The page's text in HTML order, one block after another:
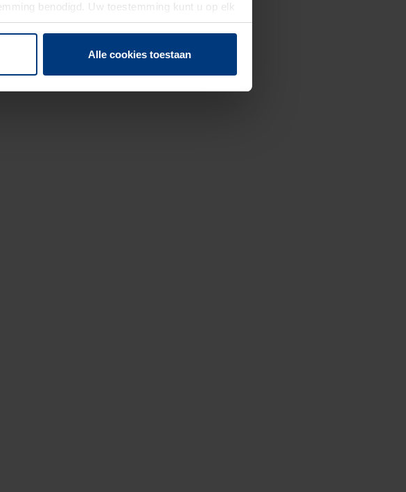
benodigd. Uw toestemming kunt u op elk
website wijzigen of herroepen.
Alle cookies toestaan